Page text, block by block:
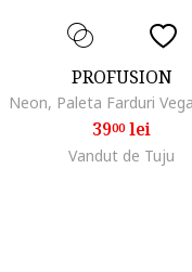
PROFUSION
3900lei
Vandut de Tuju